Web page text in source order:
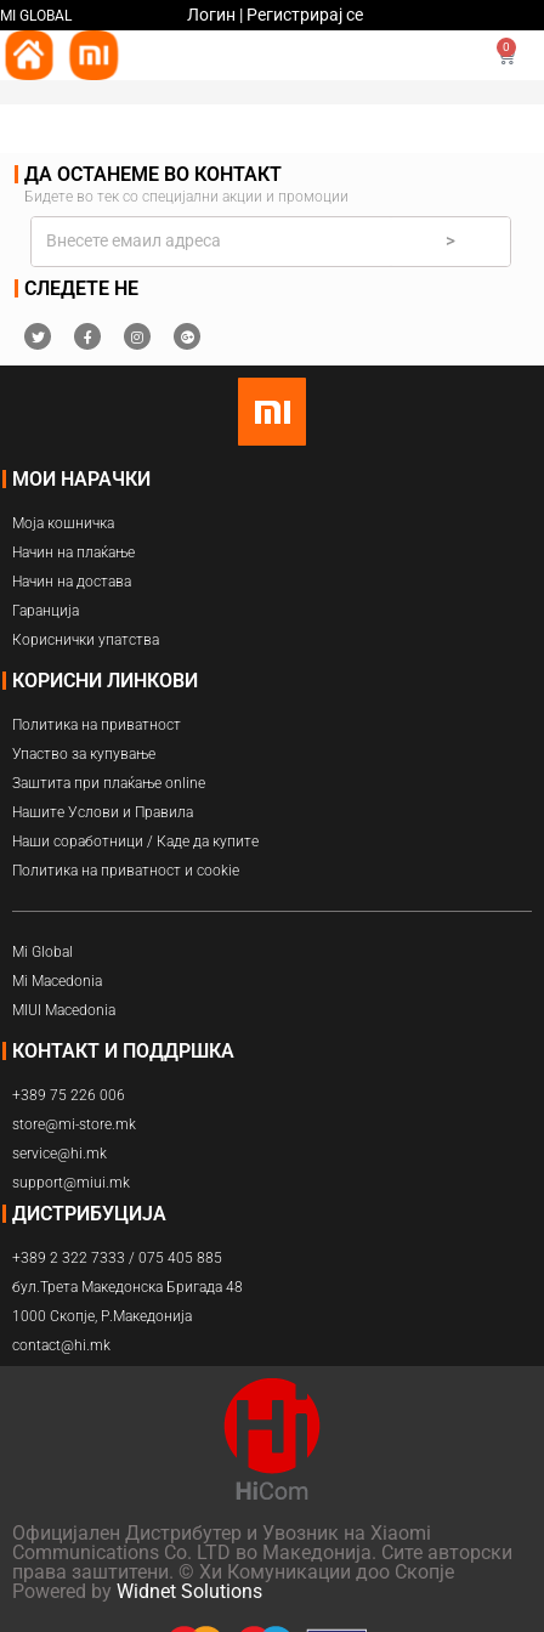
MI GLOBAL Логин | Регистрирај се
0
ДА ОСТАНЕМЕ ВО КОНТАКТ
Бидете во тек со специјални акции и промоции
>
СЛЕДЕТЕ НЕ
МОИ НАРАЧКИ
Моја кошничка
Начин на плаќање
Начин на достава
Гаранција
Кориснички упатства
КОРИСНИ ЛИНКОВИ
Политика на приватност
Упаство за купување
Заштита при плаќање online
Нашите Услови и Правила
Наши соработници / Каде да купите
Политика на приватност и cookie
Mi Global
Mi Macedonia
MIUI Macedonia
КОНТАКТ И ПОДДРШКА
+389 75 226 006
store@mi-store.mk
service@hi.mk
support@miui.mk
ДИСТРИБУЦИЈА
+389 2 322 7333 / 075 405 885
бул.Трета Македонска Бригада 48
1000 Скопје, Р.Македонија
contact@hi.mk
Официјален Дистрибутер и Увозник на Xiaomi
Communications Co. LTD во Македонија. Сите авторски
права заштитени. © Хи Комуникации доо Скопје
Powered by Widnet Solutions